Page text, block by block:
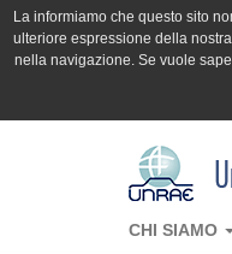
La informiamo che questo sito
ulteriore espressione della
nella navigazione. Se vuole
CHI SIAMO